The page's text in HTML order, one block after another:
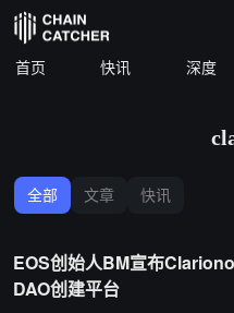
首页 快讯 深度
全部 文章 快讯
EOS创始人BM宣布
DAO创建平台